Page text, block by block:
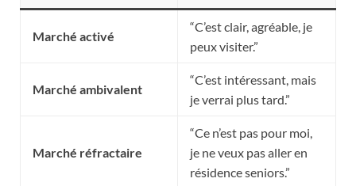
Marché activé
“C’est clair, agréable, je
peux visiter.”
Marché ambivalent
“C’est intéressant, mais
je verrai plus tard.”
Marché réfractaire
“Ce n’est pas pour moi,
je ne veux pas aller en
résidence seniors.”